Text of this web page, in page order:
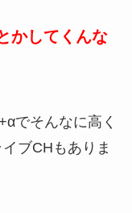
かしてくんな
でそんなに高く
ブCHもありま